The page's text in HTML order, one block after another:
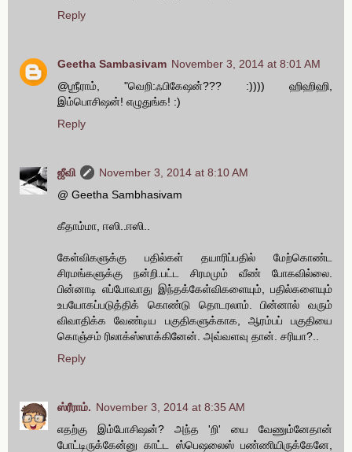
Reply
Geetha Sambasivam November 3, 2014 at 8:01 AM
@ஶ்ரீராம், "வெறி:ஃபிகேஷன்??? :)))) ஹிஹிஹி,
இம்பொசிஷன்! எழுதுங்க! :)
Reply
ஜீவி
November 3, 2014 at 8:10 AM
@ Geetha Sambhasivam
கீதாம்மா, ஈஸி..ஈஸி..
கேள்விகளுக்கு பதில்கள் தயாரிப்பதில் மேற்கொண்ட
சிரமங்களுக்கு நன்றி.பட்ட சிரமமும் வீண் போகவில்லை.
பின்னாடி எப்போவாது இந்தக்கேள்விகளையும், பதில்களையும்
உபயோகப்படுத்திக் கொண்டு தொடரலாம். பின்னால் வரும்
விவாதிக்க வேண்டிய பகுதிகளுக்காக, ஆரம்பப் பகுதியை
கொஞ்சம் ரிலாக்ஸ்ஸாக்கினேன். அவ்வளவு தான். சரியா?..
Reply
ஸ்ரீராம். November 3, 2014 at 8:35 AM
எதற்கு இம்போசிஷன்? அந்த 'றி' யை வேணும்னேதான்
போட்டிருக்கேன்னு காட்ட ஸ்பெஷலைஸ் பண்ணியிருக்கேனே,